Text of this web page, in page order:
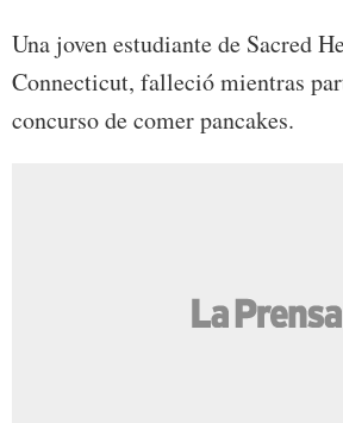
Una joven estudiante de Sacred
Connecticut, falleció mientras
concurso de comer pancakes.